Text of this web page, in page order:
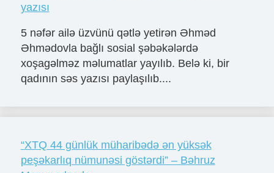
yazısı
5 nəfər ailə üzvünü qətlə yetirən Əhməd
Əhmədovla bağlı sosial şəbəkələrdə
xoşagəlməz məlumatlar yayılıb. Belə ki, bir
qadının səs yazısı paylaşılıb....
“XTQ 44 günlük müharibədə ən yüksək
peşəkarlıq nümunəsi göstərdi” – Bəhruz